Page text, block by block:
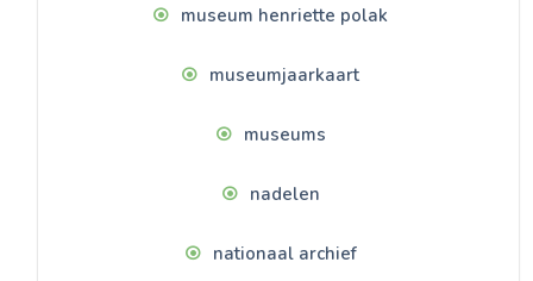
museum henriette polak
museumjaarkaart
museums
nadelen
nationaal archief